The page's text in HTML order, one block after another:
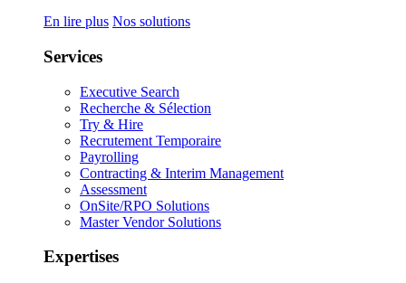
En lire plus Nos solutions
Services
Executive Search
Recherche & Sélection
Try & Hire
Recrutement Temporaire
Payrolling
Contracting & Interim Management
Assessment
OnSite/RPO Solutions
Master Vendor Solutions
Expertises